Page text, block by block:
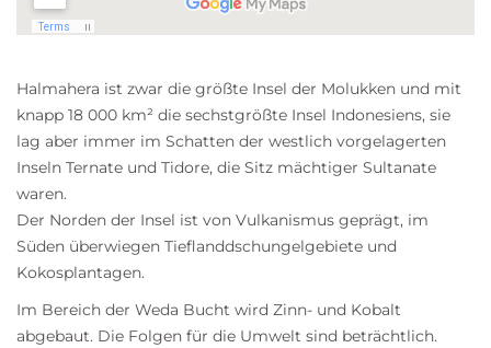
Halmahera ist zwar die größte Insel der Molukken und mit
knapp 18 000 km² die sechstgrößte Insel Indonesiens, sie
lag aber immer im Schatten der westlich vorgelagerten
Inseln Ternate und Tidore, die Sitz mächtiger Sultanate
waren.
Der Norden der Insel ist von Vulkanismus geprägt, im
Süden überwiegen Tieflanddschungelgebiete und
Kokosplantagen.
Im Bereich der Weda Bucht wird Zinn- und Kobalt
abgebaut. Die Folgen für die Umwelt sind beträchtlich.